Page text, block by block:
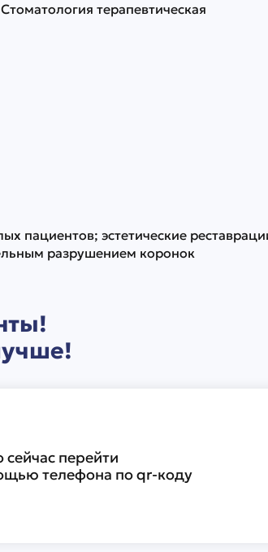
терапевтическая
пациентов; эстетические
разрушением коронок
перейти
телефона по qr-коду